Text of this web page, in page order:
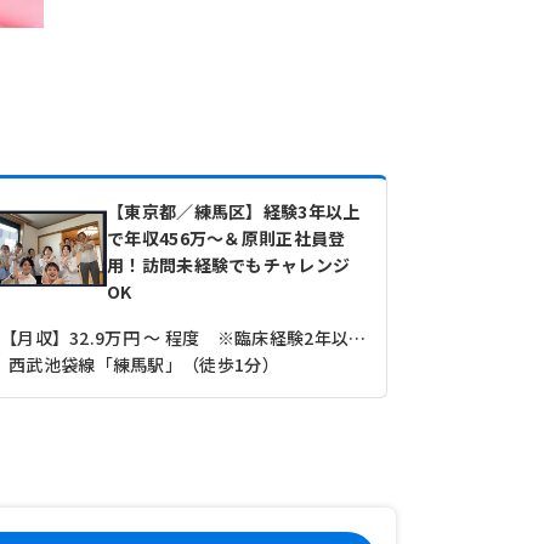
【東京都／練馬区】経験3年以上
で年収456万～＆原則正社員登
用！訪問未経験でもチャレンジ
OK
【月収】32.9万円 ～ 程度 ※臨床経験2年以上3年未満モデル
西武池袋線「練馬駅」（徒歩1分）